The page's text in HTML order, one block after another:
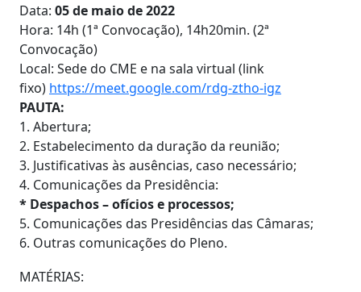
Data: 05 de maio de 2022
Hora: 14h (1ª Convocação), 14h20min. (2ª
Convocação)
Local: Sede do CME e na sala virtual (link
fixo) https://meet.google.com/rdg-ztho-igz
PAUTA:
1. Abertura;
2. Estabelecimento da duração da reunião;
3. Justificativas às ausências, caso necessário;
4. Comunicações da Presidência:
* Despachos – ofícios e processos;
5. Comunicações das Presidências das Câmaras;
6. Outras comunicações do Pleno.
MATÉRIAS: